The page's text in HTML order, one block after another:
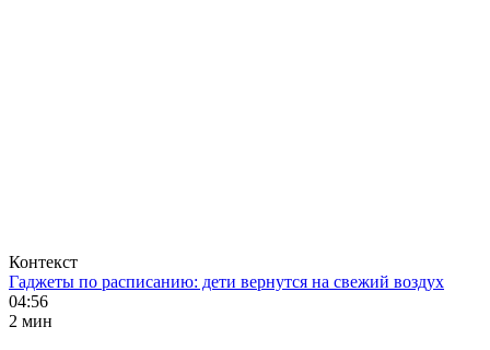
Контекст
Гаджеты по расписанию: дети вернутся на свежий воздух
04:56
2 мин